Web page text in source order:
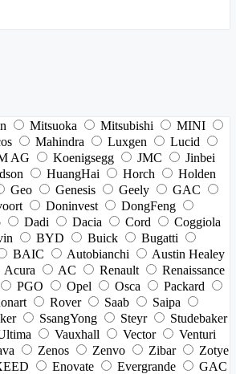
Mitsuoka Mitsubishi
MINI
Mahindra Luxgen
Lucid
AG Koenigsegg JMC
Jinbei
HuangHai Horch
Holden
Geo Genesis Geely
GAC
Doninvest
DongFeng
Dadi Dacia Cord
Coggiola
BYD Buick
Bugatti
BAIC Autobianchi
Austin Healey
Acura AC Renault
Renaissance
PGO Opel Osca
Packard
Rover Saab
Saipa
SsangYong Steyr
Studebaker
Vauxhall Vector
Venturi
Zenos Zenvo Zibar
Zotye
Enovate Evergrande
GAC